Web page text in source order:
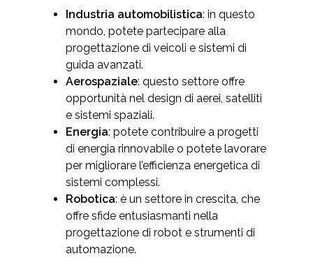
Industria automobilistica: in questo
mondo, potete partecipare alla
progettazione di veicoli e sistemi di
guida avanzati.
Aerospaziale: questo settore offre
opportunità nel design di aerei, satelliti
e sistemi spaziali.
Energia: potete contribuire a progetti
di energia rinnovabile o potete lavorare
per migliorare l’efficienza energetica di
sistemi complessi.
Robotica: è un settore in crescita, che
offre sfide entusiasmanti nella
progettazione di robot e strumenti di
automazione.